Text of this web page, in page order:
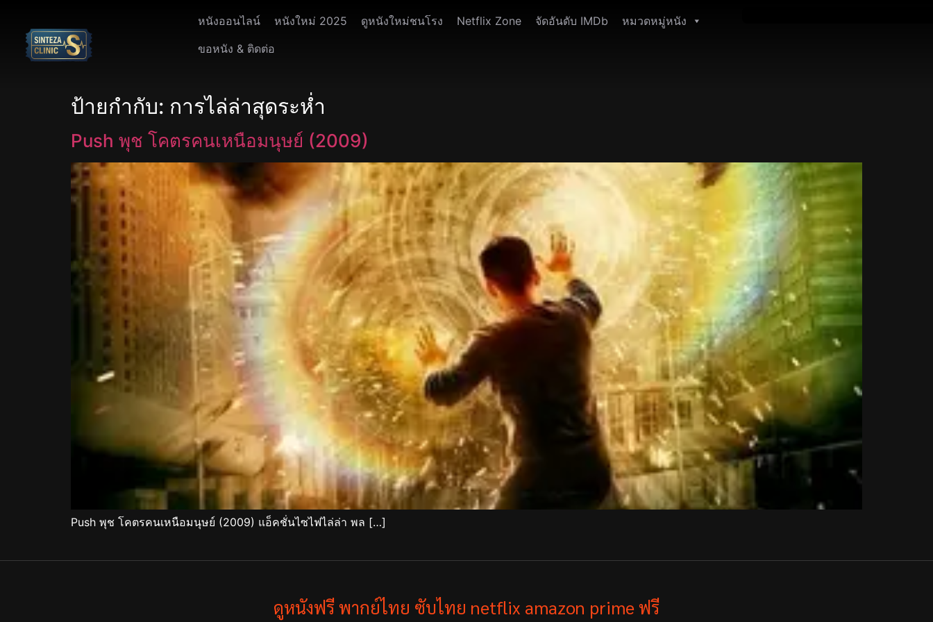
หนังออนไลน์ หนังใหม่ 2025 ดูหนังใหม่ชนโรง Netflix Zone จัดอันดับ IMDb
หมวดหมู่หนัง
ขอหนัง & ติดต่อ
ป้ายกำกับ: การไล่ล่าสุดระห่ำ
Push พุช โคตรคนเหนือมนุษย์ (2009)
Push พุช โคตรคนเหนือมนุษย์ (2009) แอ็คชั่นไซไฟไล่ล่า พล […]
ดูหนังฟรี พากย์ไทย ซับไทย netflix amazon prime ฟรี